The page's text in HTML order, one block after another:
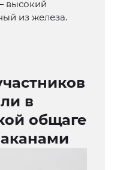
высокий
из железа.
в
общаге